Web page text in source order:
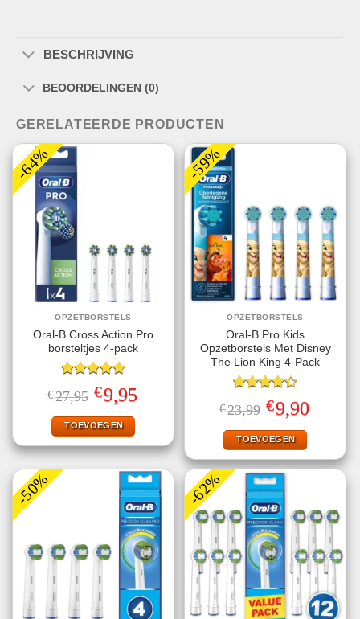
BESCHRIJVING
BEOORDELINGEN (0)
GERELATEERDE PRODUCTEN
-64%
OPZETBORSTELS
Oral-B Cross Action Pro
borsteltjes 4-pack
Gewaardeerd
4.75uit 5
€27,95 Oorspronkelijke
prijs
was:
€27,95.
€9,95prijs
TOEVOEGEN
-59%
OPZETBORSTELS
Oral-B Pro Kids
Opzetborstels Met Disney
The Lion King 4-Pack
Gewaardeerd
4.33uit 5
€23,99 Oorspronkelijke
prijs
was:
€23,99.
€9,90Huidige
prijs
TOEVOEGEN
-50% -62%